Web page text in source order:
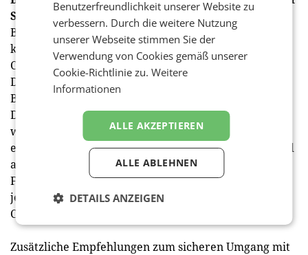
Safer Internet
Bei Verdacht auf kriminelle Aktivitäten im Internet
können Betroffene auf Anlaufstellen wie die
Cybercrime Helpline der Stadt Wien zurückgreifen.
Die Cybercrime Helpline bietet eine umfassende
Beratung zu Phishing, Erpressung, Online-Betrug,
Datenklau, Mobbing und Stalking. Die Helpline ist
werktags von 7.30 bis 17 Uhr unter +43 1 4000-4006
erreichbar. Die Nutzung ist kostenlos, vertraulich und
anonym. Über den kostenlosen 24-Stunden
Frauennotruf der Stadt Wien können sich außerdem
jene Frauen gezielt beraten lassen, die Opfer von
Cybergewalt geworden sind.
Zusätzliche Empfehlungen zum sicheren Umgang mit
Benutzerfreundlichkeit unserer Website zu
verbessern. Durch die weitere Nutzung
unserer Webseite stimmen Sie der
Verwendung von Cookies gemäß unserer
Cookie-Richtlinie zu.Weitere
Informationen
ALLE AKZEPTIEREN
ALLE ABLEHNEN
DETAILS ANZEIGEN